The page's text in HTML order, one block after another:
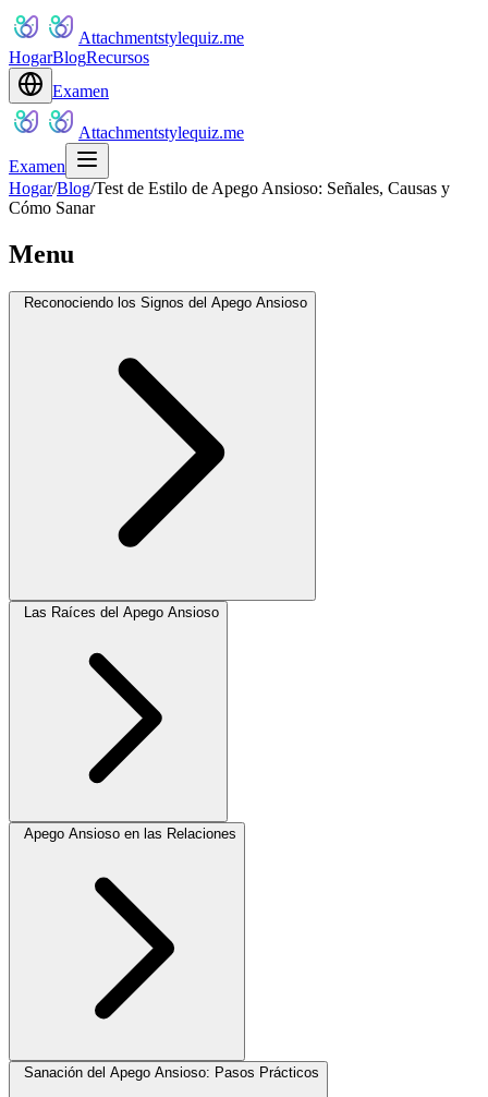
Attachmentstylequiz.me
HogarBlogRecursos
Examen
Attachmentstylequiz.me
Examen
Hogar/Blog/Test de Estilo de Apego Ansioso: Señales, Causas y
Cómo Sanar
Menu
Reconociendo los Signos del Apego Ansioso
Las Raíces del Apego Ansioso
Apego Ansioso en las Relaciones
Sanación del Apego Ansioso: Pasos Prácticos